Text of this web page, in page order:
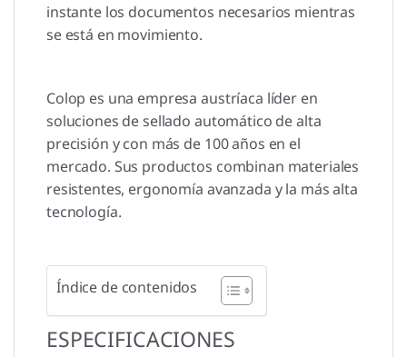
instante los documentos necesarios mientras
se está en movimiento.
Colop es una empresa austríaca líder en
soluciones de sellado automático de alta
precisión y con más de 100 años en el
mercado. Sus productos combinan materiales
resistentes, ergonomía avanzada y la más alta
tecnología.
Índice de contenidos
ESPECIFICACIONES